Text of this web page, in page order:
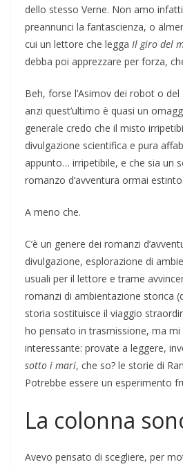
dello stesso Verne. Non amo infatti
preannunci la fantascienza, o
cui un lettore che legga Il giro del
debba poi apprezzare per forza,
Beh, forse l’Asimov dei robot o del
anzi quest’ultimo è quasi un
generale credo che il misto
divulgazione scientifica e pura
appunto… irripetibile, e che sia un
romanzo d’avventura ormai estinto.
A meno che.
C’è un genere dei romanzi
divulgazione, esplorazione di
usuali per il lettore e trame
romanzi di ambientazione storica
storia sostituisce il viaggio
ho pensato in trasmissione, ma mi
interessante: provate a leggere,
sotto i mari, che so? le storie di
Potrebbe essere un esperimento
La colonna
Avevo pensato di scegliere, per